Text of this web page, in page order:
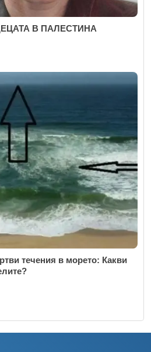
В ПАЛЕСТИНА
течения в морето: Какви